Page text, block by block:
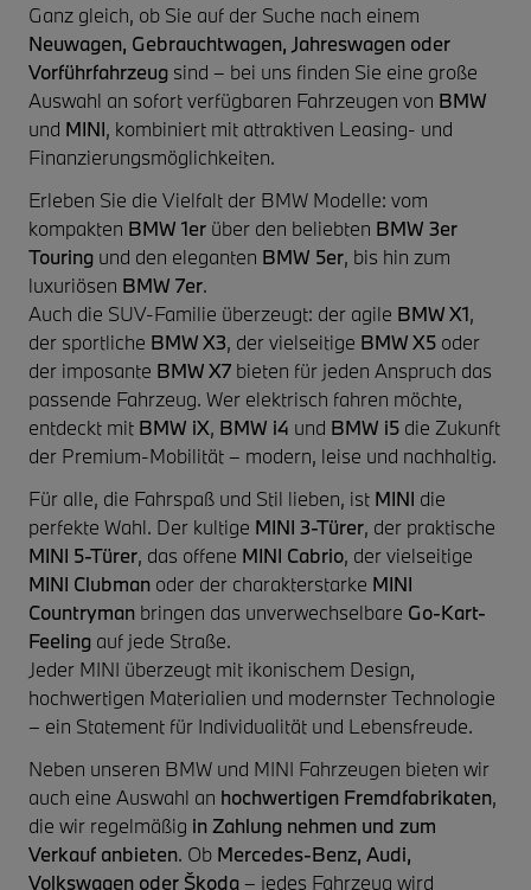
Ganz gleich, ob Sie auf der Suche nach einem
Neuwagen, Gebrauchtwagen, Jahreswagen oder
Vorführfahrzeug sind – bei uns finden Sie eine große
Auswahl an sofort verfügbaren Fahrzeugen von BMW
und MINI, kombiniert mit attraktiven Leasing- und
Finanzierungsmöglichkeiten.
Erleben Sie die Vielfalt der BMW Modelle: vom
kompakten BMW 1er über den beliebten BMW 3er
Touring und den eleganten BMW 5er, bis hin zum
luxuriösen BMW 7er.
Auch die SUV-Familie überzeugt: der agile BMW X1,
der sportliche BMW X3, der vielseitige BMW X5 oder
der imposante BMW X7 bieten für jeden Anspruch das
passende Fahrzeug. Wer elektrisch fahren möchte,
entdeckt mit BMW iX, BMW i4 und BMW i5 die Zukunft
der Premium-Mobilität – modern, leise und nachhaltig.
Für alle, die Fahrspaß und Stil lieben, ist MINI die
perfekte Wahl. Der kultige MINI 3-Türer, der praktische
MINI 5-Türer, das offene MINI Cabrio, der vielseitige
MINI Clubman oder der charakterstarke MINI
Countryman bringen das unverwechselbare Go-Kart-
Feeling auf jede Straße.
Jeder MINI überzeugt mit ikonischem Design,
hochwertigen Materialien und modernster Technologie
– ein Statement für Individualität und Lebensfreude.
Neben unseren BMW und MINI Fahrzeugen bieten wir
auch eine Auswahl an hochwertigen Fremdfabrikaten,
die wir regelmäßig in Zahlung nehmen und zum
Verkauf anbieten. Ob Mercedes-Benz, Audi,
Volkswagen oder Škoda– jedes Fahrzeug wird